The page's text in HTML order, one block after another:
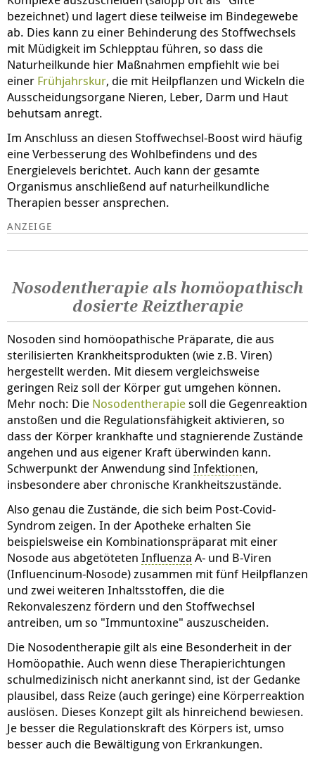
bezeichnet) und lagert diese teilweise im Bindegewebe
ab. Dies kann zu einer Behinderung des Stoffwechsels
mit Müdigkeit im Schlepptau führen, so dass die
Naturheilkunde hier Maßnahmen empfiehlt wie bei
einer Frühjahrskur, die mit Heilpflanzen und Wickeln die
Ausscheidungsorgane Nieren, Leber, Darm und Haut
behutsam anregt.
Im Anschluss an diesen Stoffwechsel-Boost wird häufig
eine Verbesserung des Wohlbefindens und des
Energielevels berichtet. Auch kann der gesamte
Organismus anschließend auf naturheilkundliche
Therapien besser ansprechen.
Nosodentherapie als homöopathisch
dosierte Reiztherapie
Nosoden sind homöopathische Präparate, die aus
sterilisierten Krankheitsprodukten (wie z.B. Viren)
hergestellt werden. Mit diesem vergleichsweise
geringen Reiz soll der Körper gut umgehen können.
Mehr noch: Die Nosodentherapiesoll die Gegenreaktion
anstoßen und die Regulationsfähigkeit aktivieren, so
dass der Körper krankhafte und stagnierende Zustände
angehen und aus eigener Kraft überwinden kann.
Schwerpunkt der Anwendung sind Infektionen,
insbesondere aber chronische Krankheitszustände.
Also genau die Zustände, die sich beim Post-Covid-
Syndrom zeigen. In der Apotheke erhalten Sie
beispielsweise ein Kombinationspräparat mit einer
Nosode aus abgetöteten Influenza A- und B-Viren
(Influencinum-Nosode) zusammen mit fünf Heilpflanzen
und zwei weiteren Inhaltsstoffen, die die
Rekonvaleszenz fördern und den Stoffwechsel
antreiben, um so "Immuntoxine" auszuscheiden.
Die Nosodentherapie gilt als eine Besonderheit in der
Homöopathie. Auch wenn diese Therapierichtungen
schulmedizinisch nicht anerkannt sind, ist der Gedanke
plausibel, dass Reize (auch geringe) eine Körperreaktion
auslösen. Dieses Konzept gilt als hinreichend bewiesen.
Je besser die Regulationskraft des Körpers ist, umso
besser auch die Bewältigung von Erkrankungen.